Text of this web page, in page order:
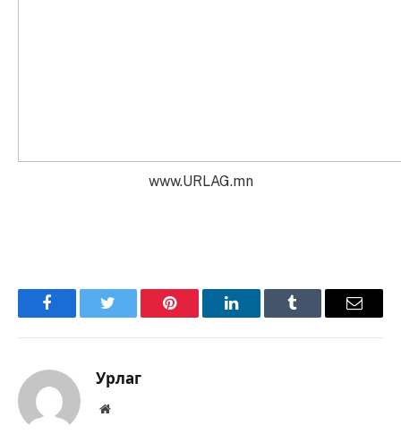
www.URLAG.mn
FacebookTwitter Pinterest LinkedInTumblr Имэйл
Урлаг
Вэбсайт